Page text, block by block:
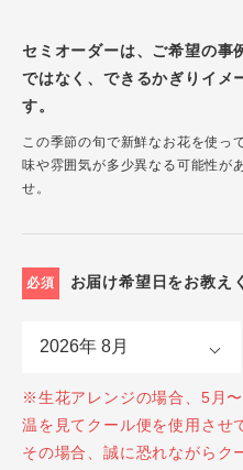
セミオーダーは、ご希望の事
ではなく、できるかぎりイメ
す。
この季節の旬で新鮮なお花を使っ
味や雰囲気が多少異なる可能性が
せ。
必須 お届け希望日をお教え
※生花アレンジの場合、5月
温を見てクール便を使用させ
その場合、誠に恐れながらク